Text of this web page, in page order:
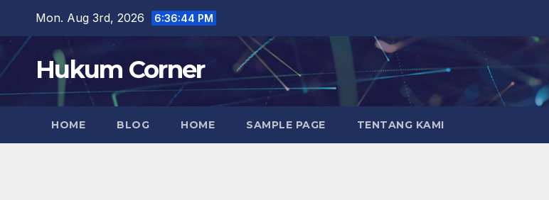
content
Mon. Aug 3rd, 2026 6:36:45 PM
Hukum Corner
HOME BLOG HOME SAMPLE PAGE TENTANG KAMI